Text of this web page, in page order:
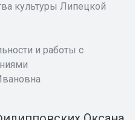
культуры Липецкой
и работы с